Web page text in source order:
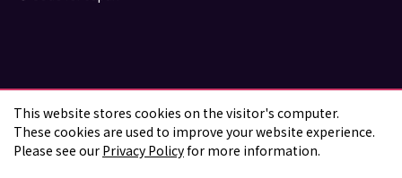
This website stores cookies on the visitor's computer.
These cookies are used to improve your website experience.
Please see our Privacy Policy for more information.